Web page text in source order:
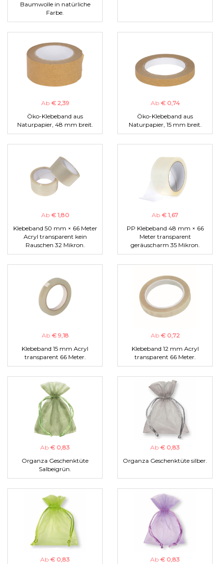
Baumwolle in natürliche
Farbe.
Ab € 2,39
Öko-Klebeband aus
Naturpapier, 48 mm breit.
Ab € 0,74
Öko-Klebeband aus
Naturpapier, 15 mm breit.
Ab € 1,80
Klebeband 50 mm × 66 Meter
Acryl transparent kein
Rauschen 32 Mikron.
Ab € 1,67
PP Klebeband 48 mm × 66
Meter transparent
geräuscharm 35 Mikron.
Ab € 9,18
Klebeband 15 mm Acryl
transparent 66 Meter.
Ab € 0,72
Klebeband 12 mm Acryl
transparent 66 Meter.
Ab € 0,83
Organza Geschenktüte
Salbeigrün.
Ab € 0,83
Organza Geschenktüte silber.
Ab € 0,83
Ab € 0,83